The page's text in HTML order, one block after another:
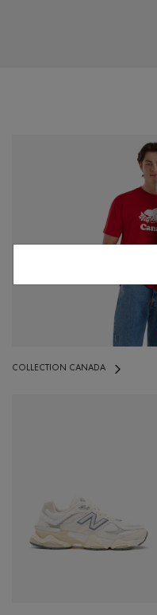
COLLECTION CANADA